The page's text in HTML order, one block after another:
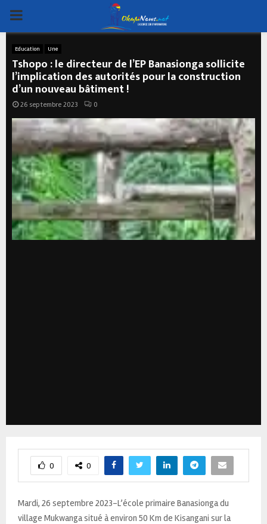
PRIMARY
MENU
Education Une
Tshopo : le directeur de l’EP Banasionga sollicite
l’implication des autorités pour la construction
d’un nouveau bâtiment !
26 septembre 2023 0
0 0
Mardi, 26 septembre 2023-L’école primaire Banasionga du
village Mukwanga situé à environ 50 Km de Kisangani sur la